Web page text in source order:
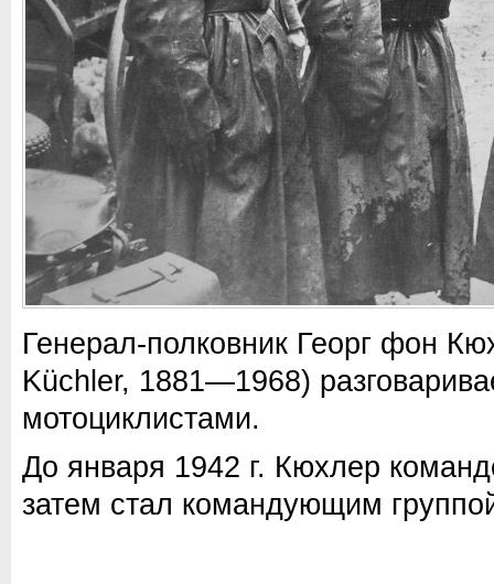
Генерал-полковник Георг фон
Küchler, 1881—1968)
мотоциклистами.
До января 1942 г. Кюхлер
затем стал командующим